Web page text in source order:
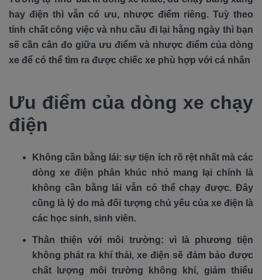
hay điện thì vẫn có ưu, nhược điểm riêng. Tuỳ theo
tính chất công việc và nhu cầu đi lại hằng ngày thì bạn
sẽ cần cân đo giữa ưu điểm và nhược điểm của dòng
xe để có thể tìm ra được chiếc xe phù hợp với cá nhân
Ưu điểm của dòng xe chạy
điện
Không cần bằng lái: sự tiện ích rõ rệt nhất mà các
dòng xe điện phân khúc nhỏ mang lại chính là
không cần bằng lái vẫn có thể chạy được. Đây
cũng là lý do mà đối tượng chủ yếu của xe điện là
các học sinh, sinh viên.
Thân thiện với môi trường: vì là phương tiện
không phát ra khí thải, xe điện sẽ đảm bảo được
chất lượng môi trường không khí, giảm thiểu